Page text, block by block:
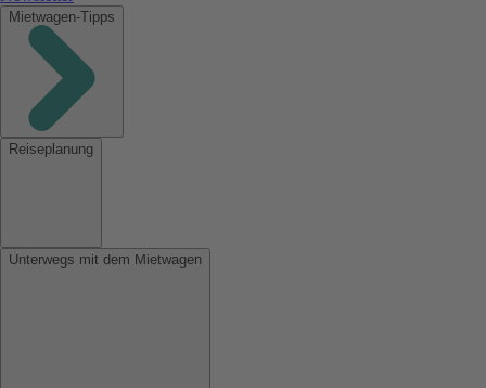
Mietwagen-Tipps
Reiseplanung
Unterwegs mit dem Mietwagen